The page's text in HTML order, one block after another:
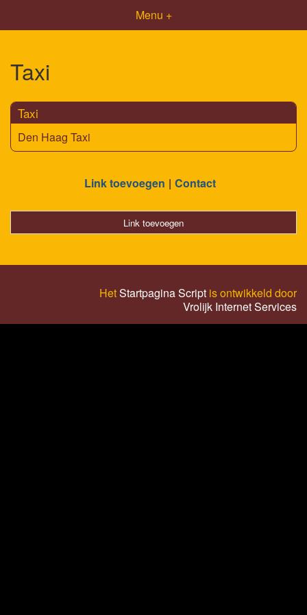
Menu +
Taxi
Taxi
Den Haag Taxi
Link toevoegen Contact
Link toevoegen
HetStartpagina Script is ontwikkeld door
Vrolijk Internet Services